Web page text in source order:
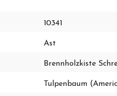
10341
Ast
Brennholzkiste
Tulpenbaum